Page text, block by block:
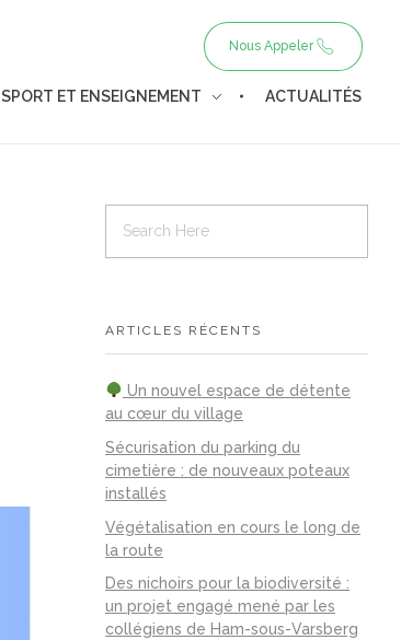
Nous Appeler
SPORT ET ENSEIGNEMENT ACTUALITÉS
ARTICLES RÉCENTS
Un nouvel espace de détente
au cœur du village
Sécurisation du parking du
cimetière : de nouveaux poteaux
installés
Végétalisation en cours le long de
la route
Des nichoirs pour la biodiversité :
un projet engagé mené par les
collégiens de Ham-sous-Varsberg